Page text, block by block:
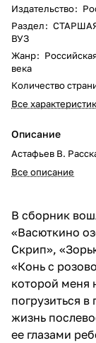
Издательство:
Раздел:
ВУЗ
Жанр:
века
Количество
Все
Описание
Астафьев В.
Все описание
В сборник
«Васюткино
Скрип»,
«Конь с
которой меня
погрузиться
жизнь
ее глазами